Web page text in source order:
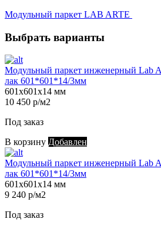
Модульный паркет LAB ARTE
Выбрать варианты
Модульный паркет инженерный Lab
лак 601*601*14/3мм
601х601х14 мм
10 450 р/м2
Под заказ
В корзину Добавлен
Модульный паркет инженерный Lab
лак 601*601*14/3мм
601х601х14 мм
9 240 р/м2
Под заказ